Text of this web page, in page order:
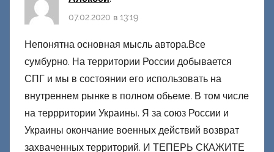
07.02.2020 в 13:19
Непонятна основная мысль автора.Все
сумбурно. На территории России добывается
СПГ и мы в состоянии его использовать на
внутреннем рынке в полном обьеме. В том числе
на террритории Украины. Я за союз России и
Украины окончание военных действий возврат
захваченных территорий. И ТЕПЕРЬ СКАЖИТЕ